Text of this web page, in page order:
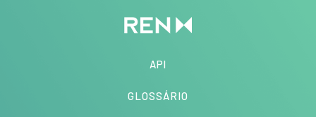
API
GLOSSÁRIO